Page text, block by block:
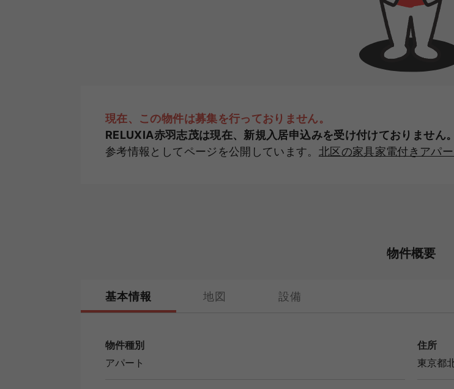
現在、この物件は募集を行っておりません。
RELUXIA赤羽志茂は現在、新規入居申込みを受け付けておりません。
参考情報としてページを公開しています。 北区の家具家電付きアパ
物件概要
基本情報 地図 設備
物件種別
アパート
住所
東京都